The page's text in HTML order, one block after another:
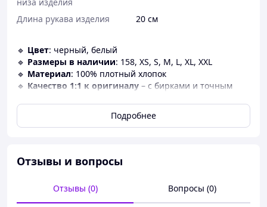
Длина рукава изделия 20 см
🔹 Цвет: черный, белый
🔹 Размеры в наличии: 158, XS, S, M, L, XL, XXL
🔹 Материал: 100% плотный хлопок
🔹 Качество 1:1 к оригиналу – с бирками и точным
🔹
– не трескается и не выгорает
Комфорт и долговечность– приятная к телу ткань,
(12:00, 18:00)
качество! 👕🔥
Подробнее
Отзывы и вопросы
Отзывы (0) Вопросы (0)